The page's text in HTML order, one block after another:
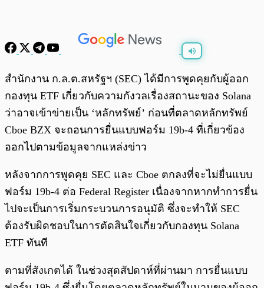
0:00/ 0:00
สำนักงาน ก.ล.ต.สหรัฐฯ (SEC) ได้มีการพูดคุยกับผู้ออก
กองทุน ETF เกี่ยวกับความกังวลเรื่องสถานะของ Solana
ว่าอาจเข้าข่ายเป็น ‘หลักทรัพย์’ ก่อนที่ตลาดหลักทรัพย์
Cboe BZX จะถอนการยื่นแบบฟอร์ม 19b-4 ที่เกี่ยวข้อง
ออกไปตามข้อมูลจากแหล่งข่าว
หลังจากการพูดคุย SEC และ Cboe ตกลงที่จะไม่ยื่นแบบ
ฟอร์ม 19b-4 ต่อ Federal Register เนื่องจากหากทำการยื่น
ไปจะเป็นการเริ่มกระบวนการอนุมัติ ซึ่งจะทำให้ SEC
ต้องรับผิดชอบในการตัดสินใจเกี่ยวกับกองทุน Solana
ETF ทันที
ตามที่สังเกตได้ ในช่วงสุดสัปดาห์ที่ผ่านมา การยื่นแบบ